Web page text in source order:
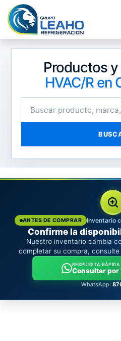
Ir al contenido
Productos
HVAC/R en
ANTES DE COMPRAR Inventario
Confirme la
Nuestro inventario cambia
completar su compra,
RESPUESTA RÁPIDA
Consultar por
WhatsApp: